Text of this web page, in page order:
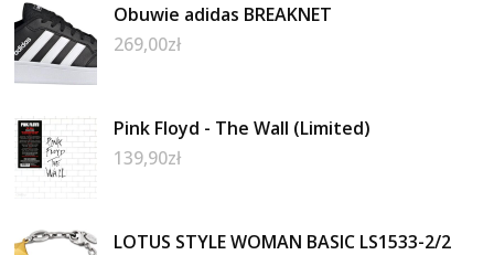
Obuwie adidas BREAKNET
269,00zł
Pink Floyd - The Wall (Limited)
139,90zł
LOTUS STYLE WOMAN BASIC LS1533-2/2